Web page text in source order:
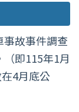
故事件調查
即115年1月
4月底公